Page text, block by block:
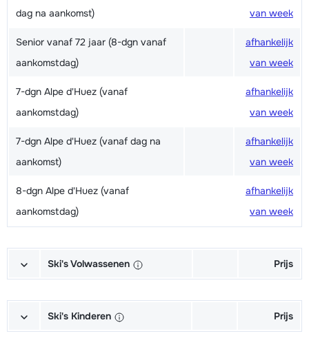
dag na aankomst)
van week
Senior vanaf 72 jaar (8-dgn vanaf
aankomstdag)
afhankelijk
van week
7-dgn Alpe d'Huez (vanaf
aankomstdag)
afhankelijk
van week
7-dgn Alpe d'Huez (vanaf dag na
aankomst)
afhankelijk
van week
8-dgn Alpe d'Huez (vanaf
aankomstdag)
afhankelijk
van week
Ski's Volwassenen Prijs
Schoenen + Stokken (6/7 dagen)
van week
Ski's Kinderen Prijs